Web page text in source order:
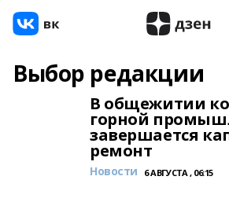
Выбор редакции
В общежитии
горной
завершается
ремонт
Новости 6 АВГУСТА , 06:15